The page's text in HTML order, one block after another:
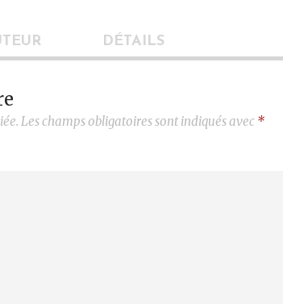
DÉTAILS
Les champs obligatoires sont indiqués avec *